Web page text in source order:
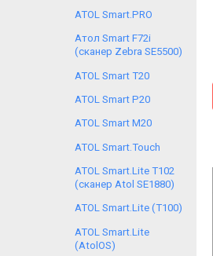
ATOL Smart.PRO
Атол Smart F72i
(сканер Zebra SE5500)
ATOL Smart T20
ATOL Smart P20
ATOL Smart M20
ATOL Smart.Touch
ATOL Smart.Lite T102
(сканер Atol SE1880)
ATOL Smart.Lite (T100)
ATOL Smart.Lite
(AtolOS)